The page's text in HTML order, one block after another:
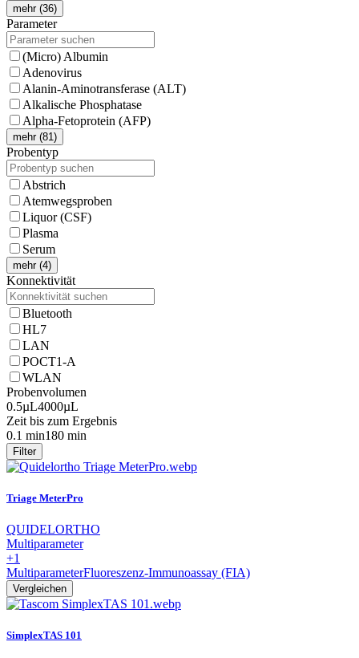
mehr (36)
Parameter
(Micro) Albumin
Adenovirus
Alanin-Aminotransferase (ALT)
Alkalische Phosphatase
Alpha-Fetoprotein (AFP)
mehr (81)
Probentyp
Abstrich
Atemwegsproben
Liquor (CSF)
Plasma
Serum
mehr (4)
Konnektivität
Bluetooth
HL7
LAN
POCT1-A
WLAN
Probenvolumen
0.5µL4000µL
Zeit bis zum Ergebnis
0.1 min180 min
Filter
Triage MeterPro
QUIDELORTHO
Multiparameter
+1
MultiparameterFluoreszenz-Immunoassay (FIA)
Vergleichen
SimplexTAS 101